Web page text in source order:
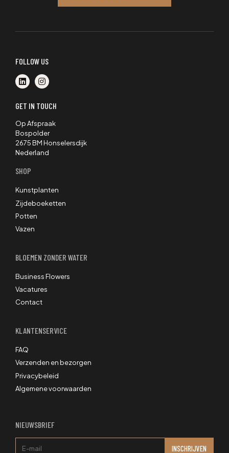
FOLLOW US
GET IN TOUCH
Op Afspraak
Bospolder
2675 BM Honselersdijk
Nederland
SHOP
Kunstplanten
Zijdeboeketten
Potten
Vazen
BLOEMEN ZONDER WATER
Business Flowers
Vacatures
Contact
KLANTENSERVICE
FAQ
Verzenden en bezorgen
Privacybeleid
Algemene voorwaarden
NIEUWSBRIEF